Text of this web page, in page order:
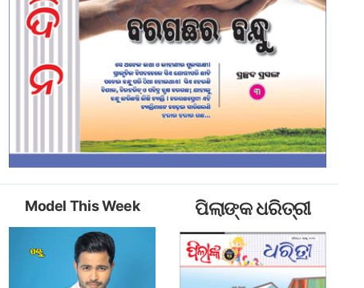
Model This Week ପିଲାଙ୍କ ଧରିତ୍ରୀ